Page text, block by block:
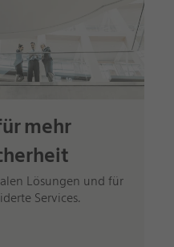
mehr
Lösungen und für
Services.